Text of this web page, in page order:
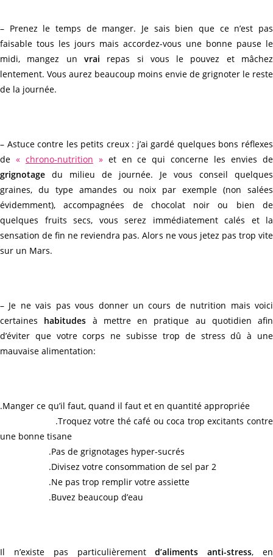
– Prenez le temps de manger. Je sais bien que ce n’est pas
faisable tous les jours mais accordez-vous une bonne pause le
midi, mangez un vrai repas si vous le pouvez et mâchez
lentement. Vous aurez beaucoup moins envie de grignoter le reste
de la journée.
– Astuce contre les petits creux : j’ai gardé quelques bons réflexes
de « chrono-nutrition »et en ce qui concerne les envies de
grignotage du milieu de journée. Je vous conseil quelques
graines, du type amandes ou noix par exemple (non salées
évidemment), accompagnées de chocolat noir ou bien de
quelques fruits secs, vous serez immédiatement calés et la
sensation de fin ne reviendra pas. Alors ne vous jetez pas trop vite
sur un Mars.
– Je ne vais pas vous donner un cours de nutrition mais voici
certaines habitudes à mettre en pratique au quotidien afin
d’éviter que votre corps ne subisse trop de stress dû à une
mauvaise alimentation:
.Manger ce qu’il faut, quand il faut et en quantité appropriée
.Troquez votre thé café ou coca trop excitants contre
une bonne tisane
.Pas de grignotages hyper-sucrés
.Divisez votre consommation de sel par 2
.Ne pas trop remplir votre assiette
.Buvez beaucoup d’eau
Il n’existe pas particulièrementd’aliments anti-stress, en